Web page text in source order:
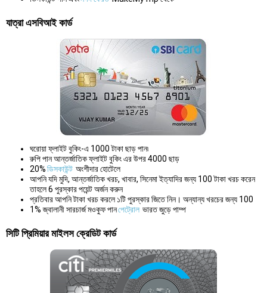
যাত্রা এসবিআই কার্ড
ঘরোয়া ফ্লাইট বুকিং-এ 1000 টাকা ছাড় পান৷
রুপি পান আন্তর্জাতিক ফ্লাইট বুকিং এর উপর 4000 ছাড়
20%ডিসকাউন্ট অংশীদার হোটেলে
আপনি যদি মুদি, আন্তর্জাতিক খরচ, খাবার, সিনেমা ইত্যাদির জন্য 100 টাকা খরচ করেন
তাহলে 6 পুরস্কার পয়েন্ট অর্জন করুন
প্রতিবার আপনি টাকা খরচ করলে ১টি পুরস্কার জিতে নিন। অন্যান্য খরচের জন্য 100
1% জ্বালানী সারচার্জ মওকুফ পানপেট্রোল ভারত জুড়ে পাম্প
সিটি প্রিমিয়ার মাইলস ক্রেডিট কার্ড